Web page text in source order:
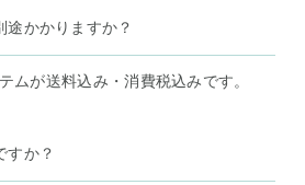
途かかりますか？
ムが送料込み・消費税込みです。
すか？